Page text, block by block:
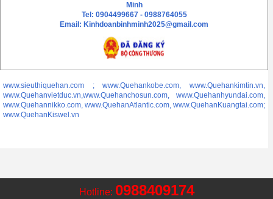
0988409174
Minh
Tel: 0904499667 - 0988764055
Email: Kinhdoanbinhminh2025@gmail.com
www.sieuthiquehan.com ; www.Quehankobe.com, www.Quehankimtin.vn,
www.Quehanvietduc.vn,www.Quehanchosun.com, www.Quehanhyundai.com,
www.Quehannikko.com, www.QuehanAtlantic.com, www.QuehanKuangtai.com;
www.QuehanKiswel.vn